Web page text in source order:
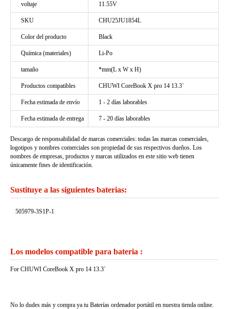
voltaje 11.55V
SKU CHU25JU1854L
Color del producto Black
Química (materiales) Li-Po
tamaño *mm(L x W x H)
Productos compatibles CHUWI CoreBook X pro 14 13.3`
Fecha estimada de envío 1 - 2 días laborables
Fecha estimada de entrega 7 - 20 días laborables
Descargo de responsabilidad de marcas comerciales: todas las marcas comerciales,
logotipos y nombres comerciales son propiedad de sus respectivos dueños. Los
nombres de empresas, productos y marcas utilizados en este sitio web tienen
únicamente fines de identificación.
Sustituye a las siguientes baterias:
505979-3S1P-1
Los modelos compatible para bateria :
For CHUWI CoreBook X pro 14 13.3`
No lo dudes más y compra ya tu Baterías ordenador portátil en nuestra tienda online.